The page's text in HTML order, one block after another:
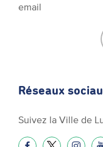
email
Réseaux
Suivez la Ville de